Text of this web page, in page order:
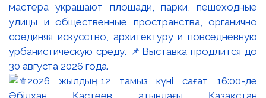
мастера украшают площади, парки, пешеходные
улицы и общественные пространства, органично
соединяя искусство, архитектуру и повседневную
урбанистическую среду. 📌Выставка продлится до
30 августа 2026 года.